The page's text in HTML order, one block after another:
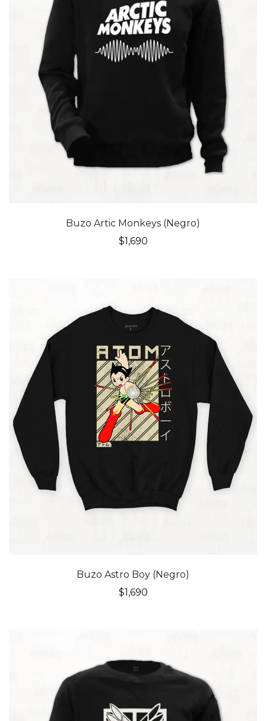
Buzo Artic Monkeys (Negro)
$1,690
Buzo Astro Boy (Negro)
$1,690